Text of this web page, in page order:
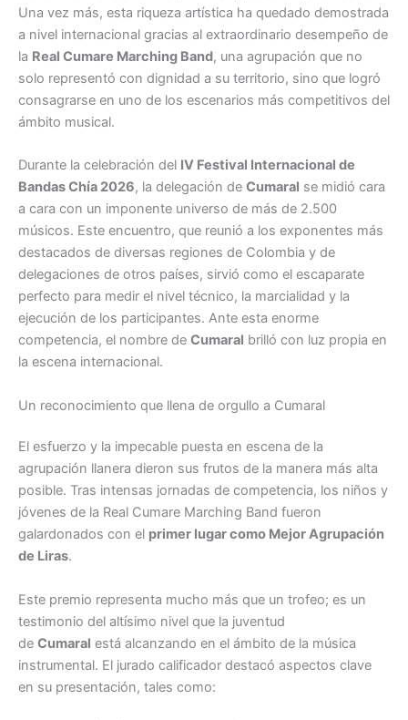
Una vez más, esta riqueza artística ha quedado demostrada
a nivel internacional gracias al extraordinario desempeño de
la Real Cumare Marching Band, una agrupación que no
solo representó con dignidad a su territorio, sino que logró
consagrarse en uno de los escenarios más competitivos del
ámbito musical.
Durante la celebración del IV Festival Internacional de
Bandas Chía 2026, la delegación de Cumaral se midió cara
a cara con un imponente universo de más de 2.500
músicos. Este encuentro, que reunió a los exponentes más
destacados de diversas regiones de Colombia y de
delegaciones de otros países, sirvió como el escaparate
perfecto para medir el nivel técnico, la marcialidad y la
ejecución de los participantes. Ante esta enorme
competencia, el nombre de Cumaral brilló con luz propia en
la escena internacional.
Un reconocimiento que llena de orgullo a Cumaral
El esfuerzo y la impecable puesta en escena de la
agrupación llanera dieron sus frutos de la manera más alta
posible. Tras intensas jornadas de competencia, los niños y
jóvenes de la Real Cumare Marching Band fueron
galardonados con el primer lugar como Mejor Agrupación
de Liras.
Este premio representa mucho más que un trofeo; es un
testimonio del altísimo nivel que la juventud
de Cumaral está alcanzando en el ámbito de la música
instrumental. El jurado calificador destacó aspectos clave
en su presentación, tales como: